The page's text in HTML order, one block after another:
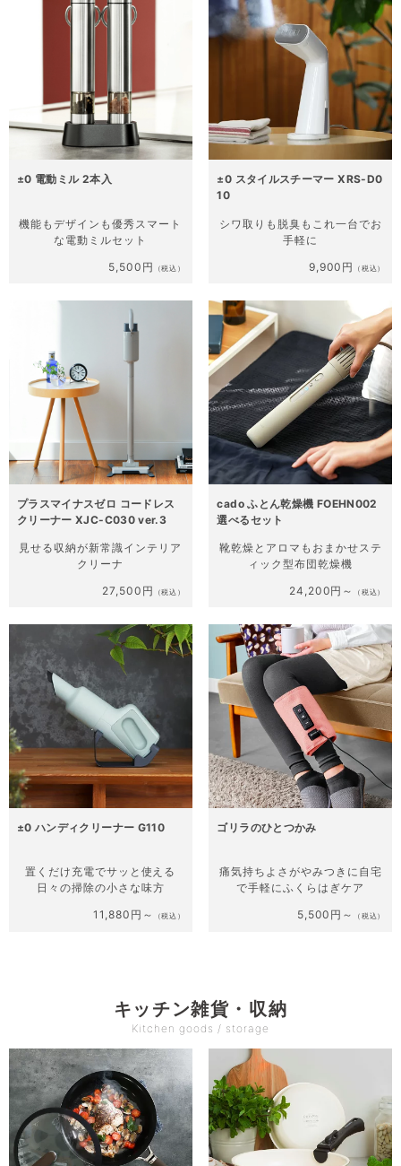
±0 電動ミル 2本入
機能もデザインも優秀 スマート
な電動ミルセット
5,500円
（税込）
±0 スタイルスチーマー XRS-D0
10
シワ取りも脱臭も これ一台でお
手軽に
9,900円
（税込）
プラスマイナスゼロ コードレス
クリーナー XJC-C030 ver.3
見せる収納が新常識インテリア
クリーナ
27,500円
（税込）
cado ふとん乾燥機 FOEHN002
選べるセット
靴乾燥とアロマもおまかせステ
ィック型布団乾燥機
24,200円～
（税込）
±0 ハンディクリーナー G110
置くだけ充電でサッと使える
日々の掃除の小さな味方
11,880円～
（税込）
ゴリラのひとつかみ
痛気持ちよさがやみつきに 自宅
で手軽にふくらはぎケア
5,500円～
（税込）
キッチン雑貨・収納
Kitchen goods / storage